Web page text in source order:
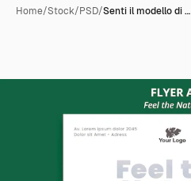
Home/Stock/PSD/Senti il modello di …